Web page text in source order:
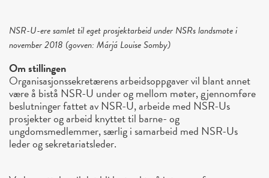
NSR-U-ere samlet til eget prosjektarbeid under NSRs landsmøte i
november 2018 (govven: Márjá Louise Somby)
Om stillingen
Organisasjonssekretærens arbeidsoppgaver vil blant annet
være å bistå NSR-U under og mellom møter, gjennomføre
beslutninger fattet av NSR-U, arbeide med NSR-Us
prosjekter og arbeid knyttet til barne- og
ungdomsmedlemmer, særlig i samarbeid med NSR-Us
leder og sekretariatsleder.